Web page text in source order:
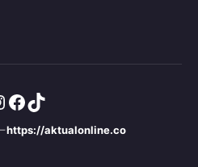
https://aktualonline.co
Facebook
TikTok